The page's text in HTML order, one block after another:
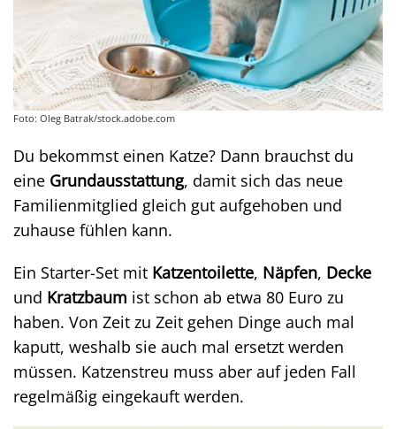
Foto: Oleg Batrak/stock.adobe.com
Du bekommst einen Katze? Dann brauchst du
eine Grundausstattung, damit sich das neue
Familienmitglied gleich gut aufgehoben und
zuhause fühlen kann.
Ein Starter-Set mit Katzentoilette, Näpfen, Decke
und Kratzbaum ist schon ab etwa 80 Euro zu
haben. Von Zeit zu Zeit gehen Dinge auch mal
kaputt, weshalb sie auch mal ersetzt werden
müssen. Katzenstreu muss aber auf jeden Fall
regelmäßig eingekauft werden.